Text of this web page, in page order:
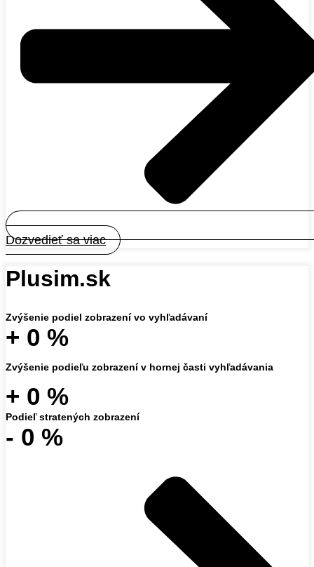
Dozvedieť sa viac
Plusim.sk
Zvýšenie podiel zobrazení vo vyhľadávaní
+ 0 %
Zvýšenie podieľu zobrazení v hornej časti vyhľadávania
+ 0 %
Podieľ stratených zobrazení
- 0 %